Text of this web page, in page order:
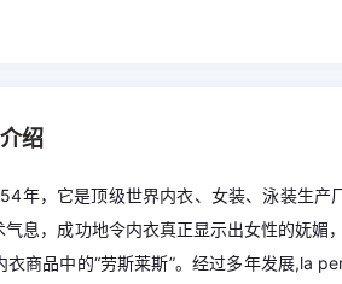
绍
年，它是顶级世界内衣、女装、泳装生产
息，成功地令内衣真正显示出女性的妩
衣商品中的“劳斯莱斯”。经过多年发展,la